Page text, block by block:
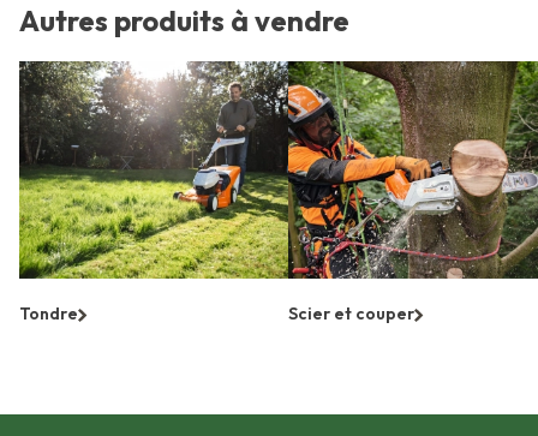
Autres produits à vendre
Tondre Scier et couper